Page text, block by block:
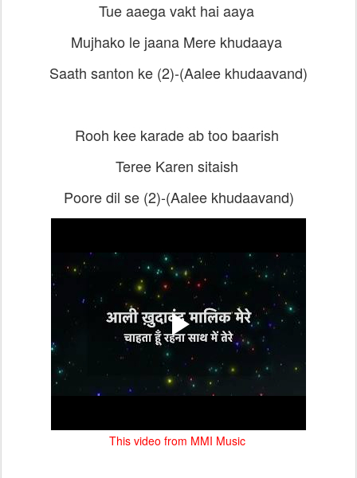
Tue aaega vakt hai aaya
Mujhako le jaana Mere khudaaya
Saath santon ke (2)-(Aalee khudaavand)
Rooh kee karade ab too baarish
Teree Karen sitaish
Poore dil se (2)-(Aalee khudaavand)
This video from MMI Music